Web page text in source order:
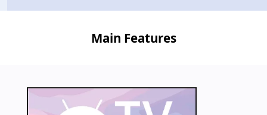
Main Features